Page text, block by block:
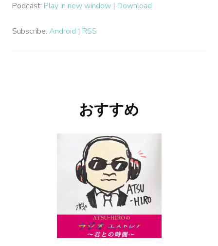
Podcast: Play in new window | Download
Subscribe: Android | RSS
おすすめ